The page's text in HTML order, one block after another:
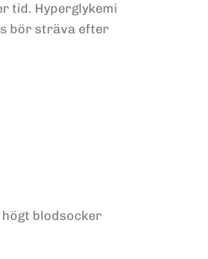
tid. Hyperglykemi
bör sträva efter
blodsocker